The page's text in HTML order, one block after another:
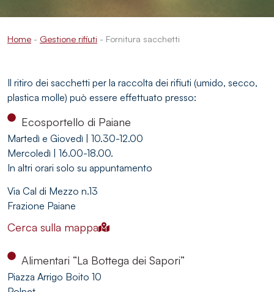
Home - Gestione rifiuti - Fornitura sacchetti
Il ritiro dei sacchetti per la raccolta dei rifiuti (umido, secco,
plastica molle) può essere effettuato presso:
Ecosportello di Paiane
Martedì e Giovedì | 10.30-12.00
Mercoledì | 16.00-18.00.
In altri orari solo su appuntamento
Via Cal di Mezzo n.13
Frazione Paiane
Cerca sulla mappa
Alimentari “La Bottega dei Sapori”
Piazza Arrigo Boito 10